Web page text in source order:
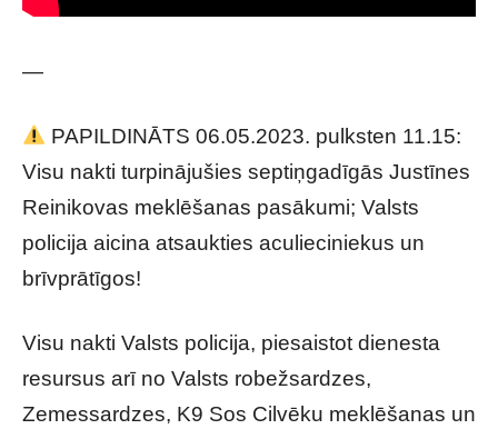
—
PAPILDINĀTS 06.05.2023. pulksten 11.15:
Visu nakti turpinājušies septiņgadīgās Justīnes
Reinikovas meklēšanas pasākumi; Valsts
policija aicina atsaukties aculieciniekus un
brīvprātīgos!
Visu nakti Valsts policija, piesaistot dienesta
resursus arī no Valsts robežsardzes,
Zemessardzes, K9 Sos Cilvēku meklēšanas un